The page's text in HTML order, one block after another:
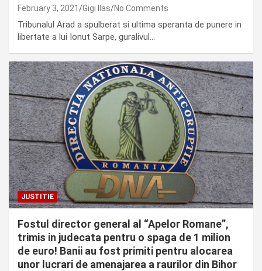
February 3, 2021 Gigi Ilas No Comments
Tribunalul Arad a spulberat si ultima speranta de punere in
libertate a lui Ionut Sarpe, guralivul…
JUSTITIE
Fostul director general al “Apelor Romane”,
trimis in judecata pentru o spaga de 1 milion
de euro! Banii au fost primiti pentru alocarea
unor lucrari de amenajarea a raurilor din Bihor